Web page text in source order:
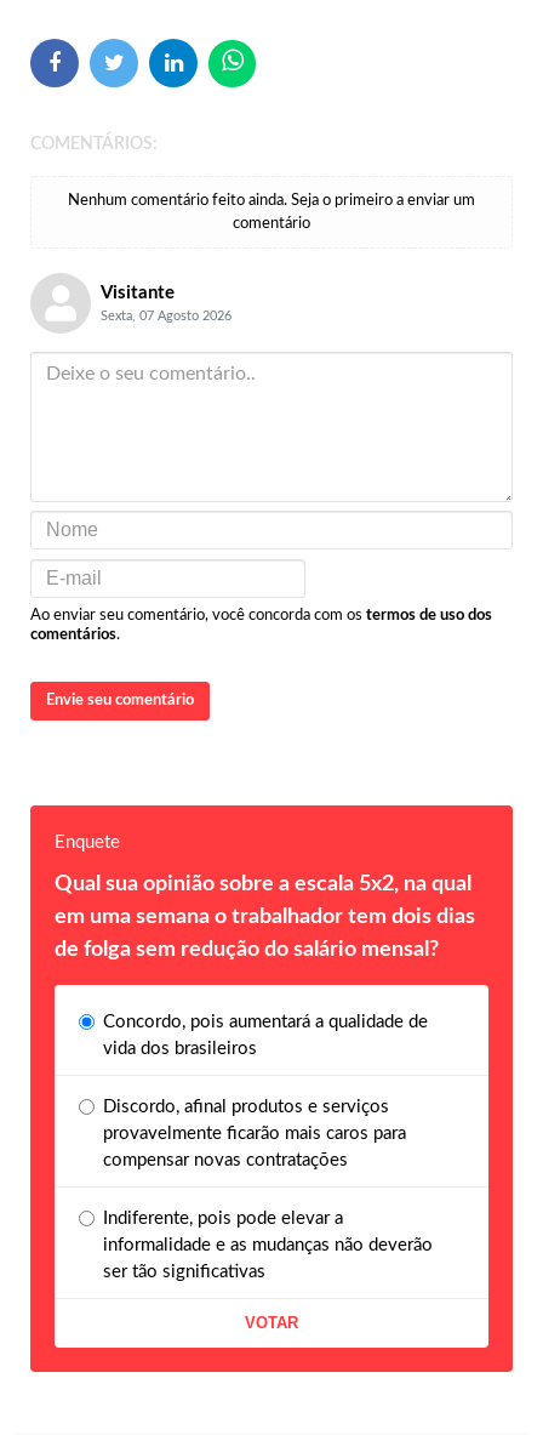
COMENTÁRIOS:
Nenhum comentário feito ainda. Seja o primeiro a enviar um
comentário
Visitante
Sexta, 07 Agosto 2026
Ao enviar seu comentário, você concorda com os termos de uso dos
comentários.
Envie seu comentário
Enquete
Qual sua opinião sobre a escala 5x2, na qual
em uma semana o trabalhador tem dois dias
de folga sem redução do salário mensal?
Concordo, pois aumentará a qualidade de
vida dos brasileiros
Discordo, afinal produtos e serviços
provavelmente ficarão mais caros para
compensar novas contratações
Indiferente, pois pode elevar a
informalidade e as mudanças não deverão
ser tão significativas